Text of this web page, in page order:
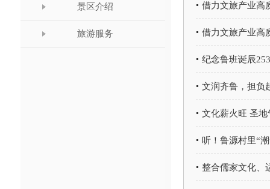
景区介绍
旅游服务
借力文旅产业高
借力文旅产业高
纪念鲁班诞辰
文润齐鲁，担负
文化薪火旺 圣
听！鲁源村里“
整合儒家文化、